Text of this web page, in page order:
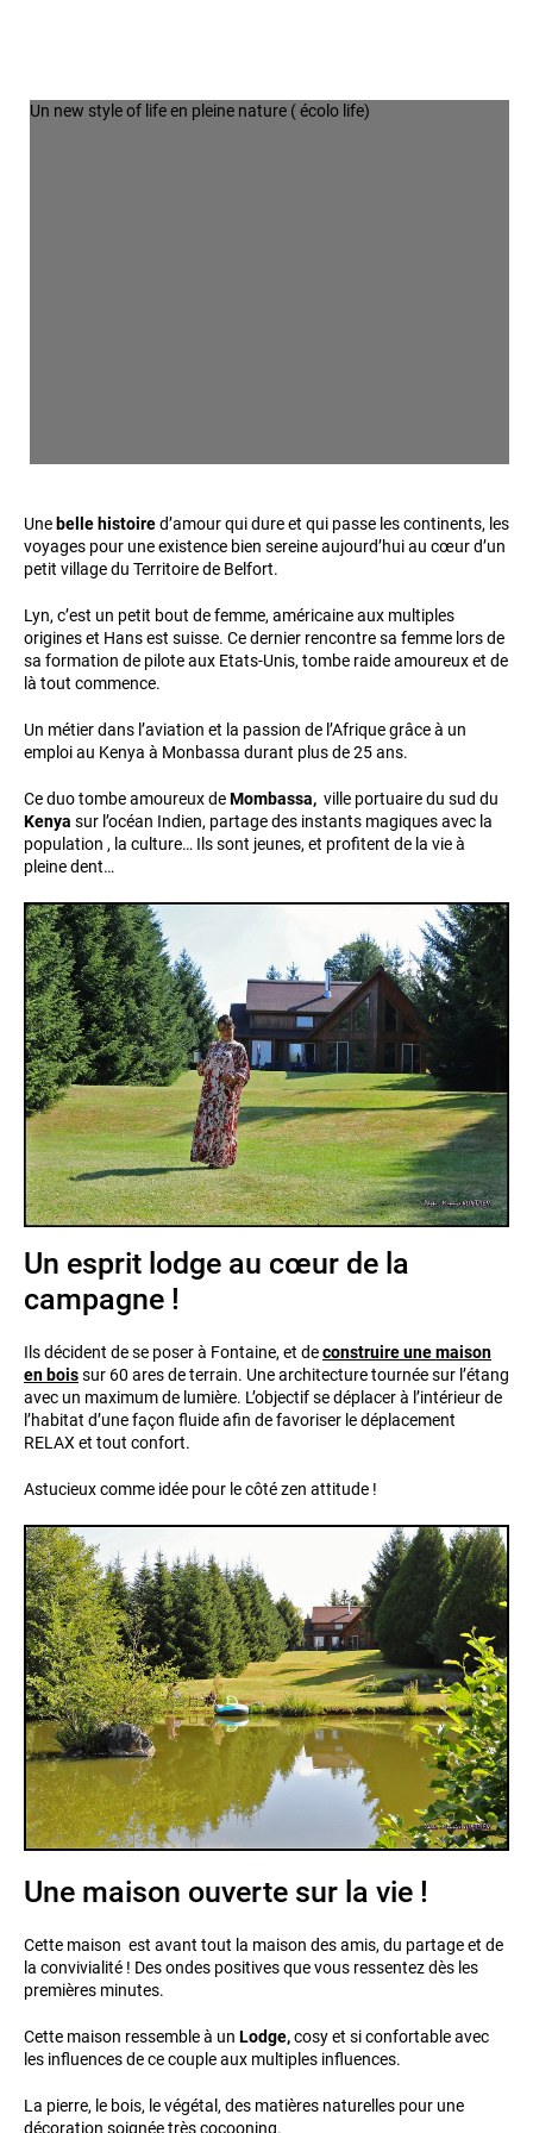
Un new style of life en pleine nature ( écolo life)
Une belle histoired’amour qui dure et qui passe les continents, les
voyages pour une existence bien sereine aujourd’hui au cœur d’un
petit village du Territoire de Belfort.
Lyn, c’est un petit bout de femme, américaine aux multiples
origines et Hans est suisse. Ce dernier rencontre sa femme lors de
sa formation de pilote aux Etats-Unis, tombe raide amoureux et de
là tout commence.
Un métier dans l’aviation et la passion de l’Afrique grâce à un
emploi au Kenya à Monbassa durant plus de 25 ans.
Ce duo tombe amoureux deMombassa, ville portuaire du sud du
Kenya sur l’océan Indien, partage des instants magiques avec la
population , la culture… Ils sont jeunes, et profitent de la vie à
pleine dent…
Un esprit lodge au cœur de la
campagne !
Ils décident de se poser à Fontaine, et deconstruire une maison
en boissur 60 ares de terrain. Une architecture tournée sur l’étang
avec un maximum de lumière. L’objectif se déplacer à l’intérieur de
l’habitat d’une façon fluide afin de favoriser le déplacement
RELAX et tout confort.
Astucieux comme idée pour le côté zen attitude !
Une maison ouverte sur la vie !
Cette maison est avant tout la maison des amis, du partage et de
la convivialité ! Des ondes positives que vous ressentez dès les
premières minutes.
Cette maison ressemble à un Lodge,cosy et si confortable avec
les influences de ce couple aux multiples influences.
La pierre, le bois, le végétal, des matières naturelles pour une
décoration soignée très cocooning.